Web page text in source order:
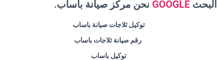
البحث GOOGLE نحن مركز صيانة باساب.
توكيل ثلاجات صيانة باساب
رقم صيانة ثلاجات باساب
توكيلباساب